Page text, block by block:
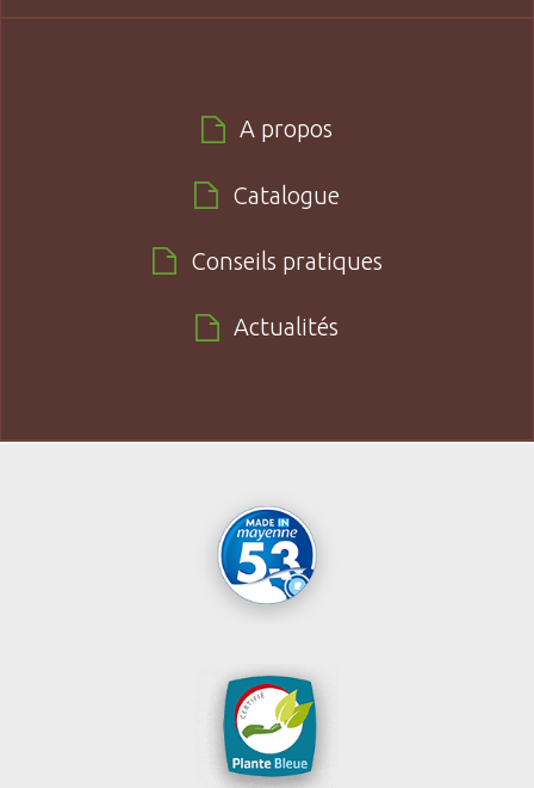
A propos
Catalogue
Conseils pratiques
Actualités